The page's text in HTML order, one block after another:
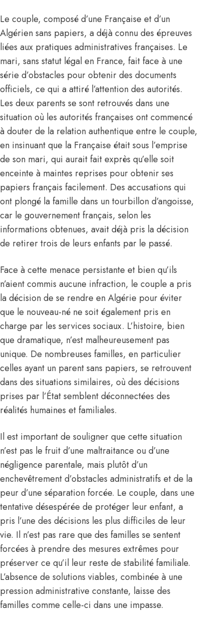
Le couple, composé d’une Française et d’un
Algérien sans papiers, a déjà connu des épreuves
liées aux pratiques administratives françaises. Le
mari, sans statut légal en France, fait face à une
série d’obstacles pour obtenir des documents
officiels, ce qui a attiré l’attention des autorités.
Les deux parents se sont retrouvés dans une
situation où les autorités françaises ont commencé
à douter de la relation authentique entre le couple,
en insinuant que la Française était sous l’emprise
de son mari, qui aurait fait exprès qu’elle soit
enceinte à maintes reprises pour obtenir ses
papiers français facilement. Des accusations qui
ont plongé la famille dans un tourbillon d’angoisse,
car le gouvernement français, selon les
informations obtenues, avait déjà pris la décision
de retirer trois de leurs enfants par le passé.
Face à cette menace persistante et bien qu’ils
n’aient commis aucune infraction, le couple a pris
la décision de se rendre en Algérie pour éviter
que le nouveau-né ne soit également pris en
charge par les services sociaux. L’histoire, bien
que dramatique, n’est malheureusement pas
unique. De nombreuses familles, en particulier
celles ayant un parent sans papiers, se retrouvent
dans des situations similaires, où des décisions
prises par l’État semblent déconnectées des
réalités humaines et familiales.
Il est important de souligner que cette situation
n’est pas le fruit d’une maltraitance ou d’une
négligence parentale, mais plutôt d’un
enchevêtrement d’obstacles administratifs et de la
peur d’une séparation forcée. Le couple, dans une
tentative désespérée de protéger leur enfant, a
pris l’une des décisions les plus difficiles de leur
vie. Il n’est pas rare que des familles se sentent
forcées à prendre des mesures extrêmes pour
préserver ce qu’il leur reste de stabilité familiale.
L’absence de solutions viables, combinée à une
pression administrative constante, laisse des
familles comme celle-ci dans une impasse.